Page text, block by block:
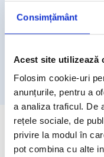
Consimțământ
Acest site utilizează
Folosim cookie-uri
anunțurile, pentru a
a analiza traficul. De
rețele sociale, de
privire la modul în
pot combina cu alte
Agentia Travel Matters
Licenta de turism